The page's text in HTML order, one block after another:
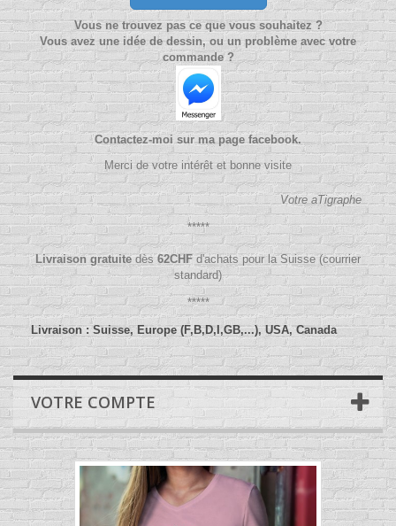
Vous ne trouvez pas ce que vous souhaitez ?
Vous avez une idée de dessin, ou un problème avec votre
commande ?
Contactez-moi sur ma page facebook.
Merci de votre intérêt et bonne visite
Votre aTigraphe
*****
Livraison gratuitedès62CHFd'achats pour la Suisse (courrier
standard)
*****
Livraison : Suisse, Europe (F,B,D,I,GB,...), USA, Canada
VOTRE COMPTE